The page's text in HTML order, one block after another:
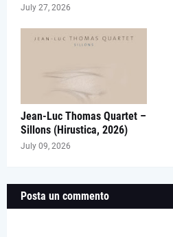
July 27, 2026
Jean-Luc Thomas Quartet –
Sillons (Hirustica, 2026)
July 09, 2026
Posta un commento